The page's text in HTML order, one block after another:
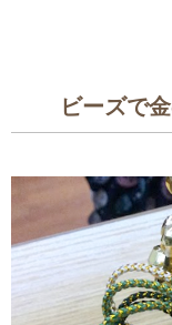
ビーズで